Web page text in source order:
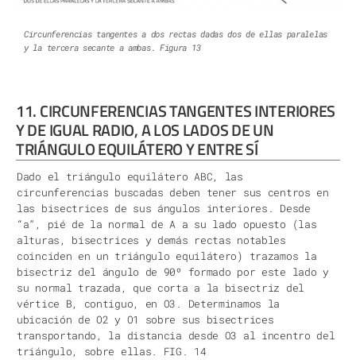
Circunferencias tangentes a dos rectas dadas dos de ellas paralelas
y la tercera secante a ambas. Figura 13
11. CIRCUNFERENCIAS TANGENTES INTERIORES
Y DE IGUAL RADIO, A LOS LADOS DE UN
TRIÁNGULO EQUILÁTERO Y ENTRE SÍ
Dado el triángulo equilátero ABC, las
circunferencias buscadas deben tener sus centros en
las bisectrices de sus ángulos interiores. Desde
“a”, pié de la normal de A a su lado opuesto (las
alturas, bisectrices y demás rectas notables
coinciden en un triángulo equilátero) trazamos la
bisectriz del ángulo de 90º formado por este lado y
su normal trazada, que corta a la bisectriz del
vértice B, contiguo, en O3. Determinamos la
ubicación de O2 y O1 sobre sus bisectrices
transportando, la distancia desde O3 al incentro del
triángulo, sobre ellas. FIG. 14